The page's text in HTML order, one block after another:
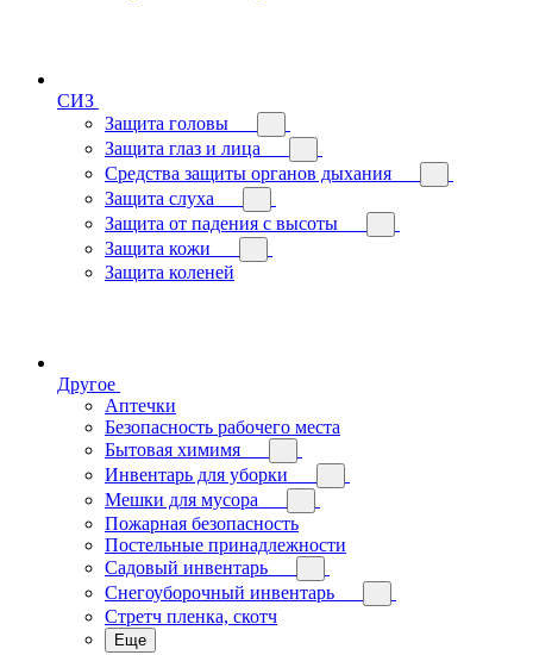
СИЗ
Защита головы
Защита глаз и лица
Средства защиты органов дыхания
Защита слуха
Защита от падения с высоты
Защита кожи
Защита коленей
Другое
Аптечки
Безопасность рабочего места
Бытовая химимя
Инвентарь для уборки
Мешки для мусора
Пожарная безопасность
Постельные принадлежности
Садовый инвентарь
Снегоуборочный инвентарь
Стретч пленка, скотч
Еще